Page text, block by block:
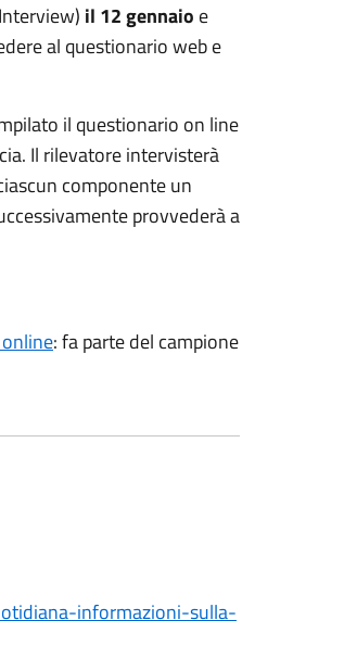
il 12 gennaio e
al questionario web e
il questionario on line
Il rilevatore intervisterà
componente un
provvederà a
: fa parte del campione
informazioni-sulla-